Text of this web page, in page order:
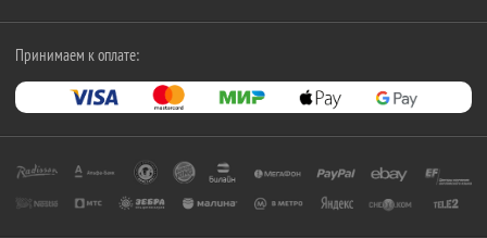
Принимаем к оплате: